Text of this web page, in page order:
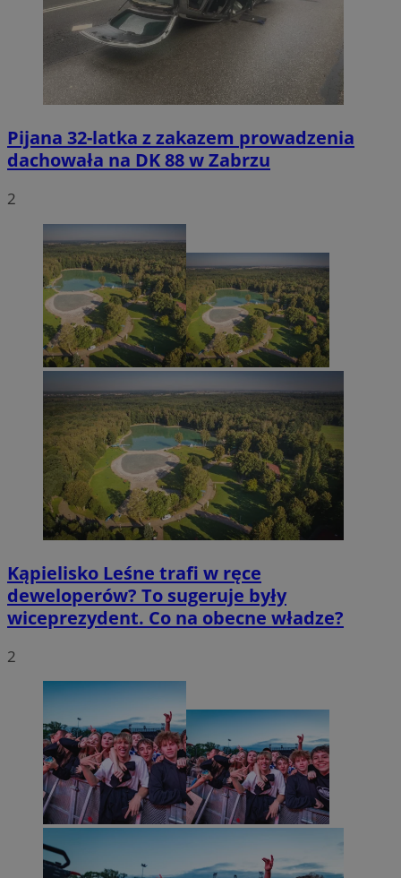
Pijana 32-latka z zakazem prowadzenia
dachowała na DK 88 w Zabrzu
2
Kąpielisko Leśne trafi w ręce
deweloperów? To sugeruje były
wiceprezydent. Co na obecne władze?
2